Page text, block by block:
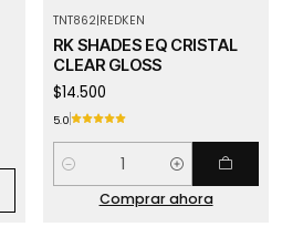
TNT862|REDKEN
RK SHADES EQ CRISTAL
CLEAR GLOSS
$14.500
5.0
Cantidad
Comprar ahora